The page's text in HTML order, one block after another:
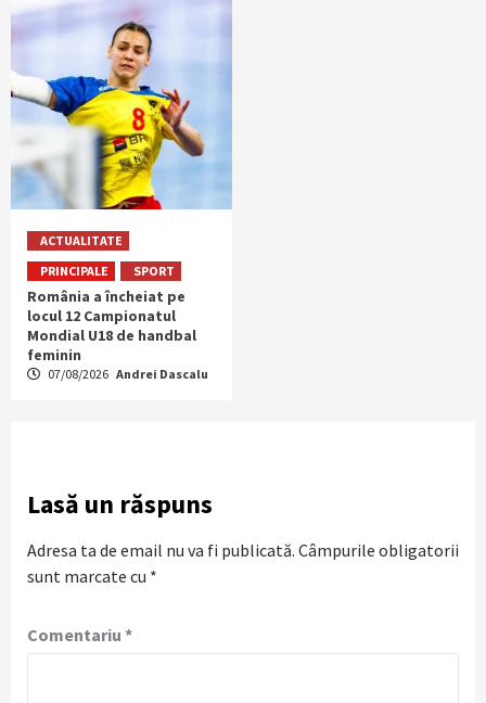
ACTUALITATE
PRINCIPALE
SPORT
România a încheiat pe
locul 12 Campionatul
Mondial U18 de handbal
feminin
07/08/2026 Andrei Dascalu
Lasă un răspuns
Adresa ta de email nu va fi publicată. Câmpurile obligatorii
sunt marcate cu *
Comentariu *